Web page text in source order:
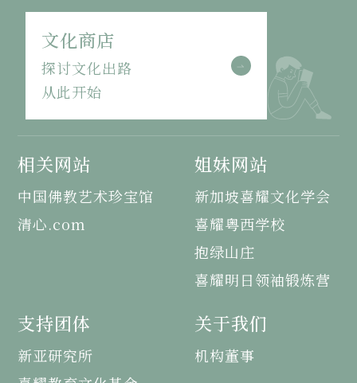
文化商店
探讨文化出路
从此开始
相关网站
中国佛教艺术珍宝馆
清心.com
姐妹网站
新加坡喜耀文化学会
喜耀粤西学校
抱绿山庄
喜耀明日领袖锻炼营
支持团体
新亚研究所
关于我们
机构董事